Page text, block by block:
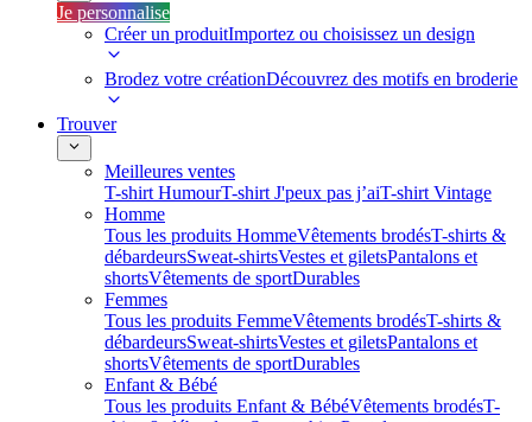
Je personnalise
Créer un produitImportez ou choisissez un design
Brodez votre créationDécouvrez des motifs en broderie
Trouver
Meilleures ventes
T-shirt HumourT-shirt J'peux pas j’aiT-shirt Vintage
Homme
Tous les produits HommeVêtements brodésT-shirts &
débardeursSweat-shirtsVestes et giletsPantalons et
shortsVêtements de sportDurables
Femmes
Tous les produits FemmeVêtements brodésT-shirts &
débardeursSweat-shirtsVestes et giletsPantalons et
shortsVêtements de sportDurables
Enfant & Bébé
Tous les produits Enfant & BébéVêtements brodésT-